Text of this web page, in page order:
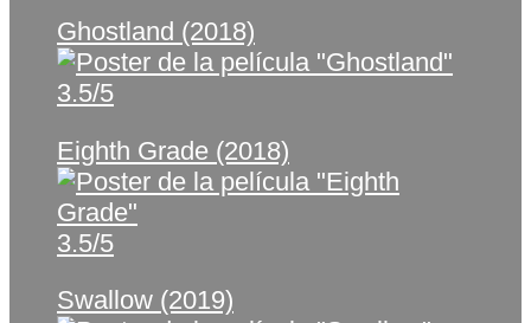
Ghostland (2018)
3.5/5
Eighth Grade (2018)
3.5/5
Swallow (2019)